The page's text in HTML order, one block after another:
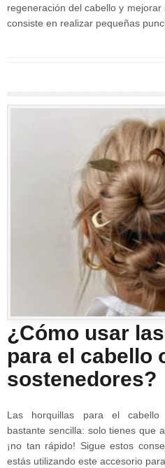
regeneración del cabello y
consiste en realizar pequeñas
¿Cómo usar
para el cabello
sostenedores?
Las horquillas para el cabello
bastante sencilla: solo tienes que
¡no tan rápido! Sigue estos
estás utilizando este accesorio